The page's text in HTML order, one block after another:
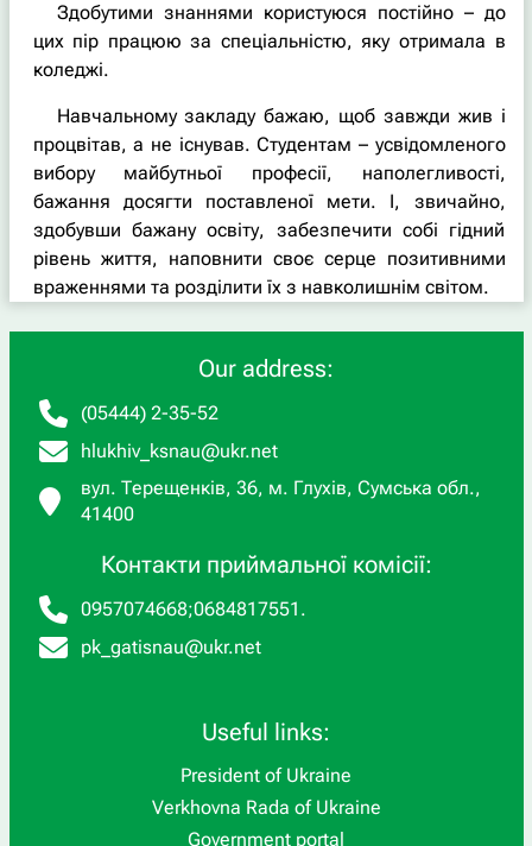
Здобутими знаннями користуюся постійно – до
цих пір працюю за спеціальністю, яку отримала в
коледжі.
Навчальному закладу бажаю, щоб завжди жив і
процвітав, а не існував. Студентам – усвідомленого
вибору майбутньої професії, наполегливості,
бажання досягти поставленої мети. І, звичайно,
здобувши бажану освіту, забезпечити собі гідний
рівень життя, наповнити своє серце позитивними
враженнями та розділити їх з навколишнім світом.
Our address:
(05444) 2-35-52
hlukhiv_ksnau@ukr.net
вул. Терещенків, 36, м. Глухів, Сумська обл.,
41400
Контакти приймальної комісії:
0957074668;0684817551 .
pk_gatisnau@ukr.net
Useful links:
President of Ukraine
Verkhovna Rada of Ukraine
Government portal